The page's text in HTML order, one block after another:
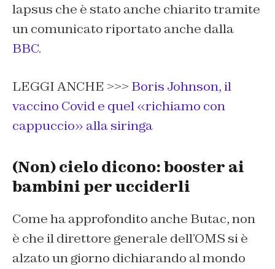
lapsus che è stato anche chiarito tramite
un comunicato riportato anche dalla
BBC.
LEGGI ANCHE >>> Boris Johnson, il
vaccino Covid e quel «richiamo con
cappuccio» alla siringa
(Non) cielo dicono: booster ai
bambini per ucciderli
Come ha approfondito anche Butac, non
è che il direttore generale dell’OMS si è
alzato un giorno dichiarando al mondo